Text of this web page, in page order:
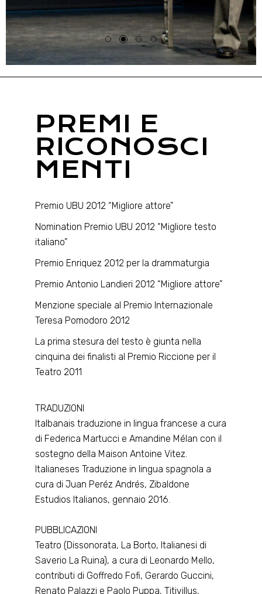
PREMI E
RICONOSCI
MENTI
Premio UBU 2012 “Migliore attore”
Nomination Premio UBU 2012 “Migliore testo
italiano”
Premio Enriquez 2012 per la drammaturgia
Premio Antonio Landieri 2012 “Migliore attore”
Menzione speciale al Premio Internazionale
Teresa Pomodoro 2012
La prima stesura del testo è giunta nella
cinquina dei finalisti al Premio Riccione per il
Teatro 2011
TRADUZIONI
Italbanais traduzione in lingua francese a cura
di Federica Martucci e Amandine Mélan con il
sostegno della Maison Antoine Vitez.
Italianeses Traduzione in lingua spagnola a
cura di Juan Peréz Andrés, Zibaldone
Estudios Italianos, gennaio 2016.
PUBBLICAZIONI
Teatro (Dissonorata, La Borto, Italianesi di
Saverio La Ruina), a cura di Leonardo Mello,
contributi di Goffredo Fofi, Gerardo Guccini,
Renato Palazzi e Paolo Puppa, Titivillus,